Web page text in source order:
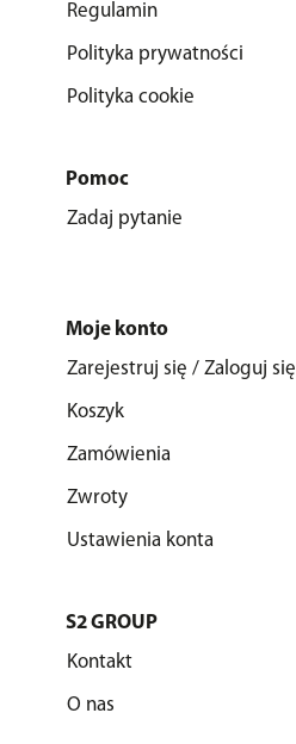
Regulamin
Polityka prywatności
Polityka cookie
Pomoc
Zadaj pytanie
Moje konto
Zarejestruj się / Zaloguj się
Koszyk
Zamówienia
Zwroty
Ustawienia konta
S2 GROUP
Kontakt
O nas